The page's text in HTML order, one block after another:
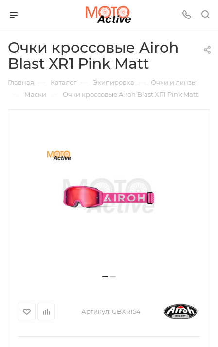
Очки кроссовые Airoh
Blast XR1 Pink Matt
Главная — Каталог — Экипировка — Очки и линзы
— Маски — Очки кроссовые Airoh Blast XR1 Pink Matt
Артикул: GBXR154